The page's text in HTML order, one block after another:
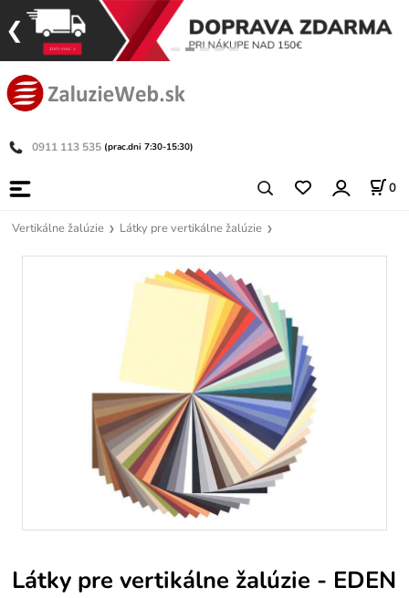
0911 113 535 (prac.dni 7:30-15:30)
0
Vertikálne žalúzie Látky pre vertikálne žalúzie
Látky pre vertikálne žalúzie - EDEN